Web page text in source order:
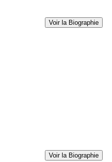
Voir la Biographie
Voir la Biographie